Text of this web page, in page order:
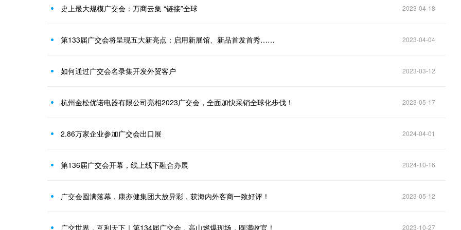
史上最大规模广交会：万商云集 “链接”全球 2023-04-18
第133届广交会将呈现五大新亮点：启用新展馆、新品首发首秀…… 2023-04-04
如何通过广交会名录集开发外贸客户 2023-03-12
杭州金松优诺电器有限公司亮相2023广交会，全面加快采销全球化步伐！ 2023-05-17
2.86万家企业参加广交会出口展 2024-04-01
第136届广交会开幕，线上线下融合办展 2024-10-16
广交会圆满落幕，康亦健集团大放异彩，获海内外客商一致好评！ 2023-05-12
广交世界，互利天下｜第134届广交会，高山燃爆现场，圆满收官！ 2023-10-27